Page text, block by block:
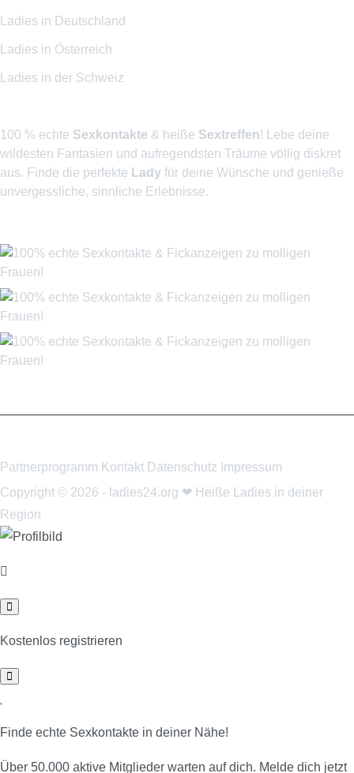
Ladies in Deutschland
Ladies in Österreich
Ladies in der Schweiz
100 % echte Sexkontakte & heiße Sextreffen! Lebe deine
wildesten Fantasien und aufregendsten Träume völlig diskret
aus. Finde die perfekte Lady für deine Wünsche und genieße
unvergessliche, sinnliche Erlebnisse.
Partnerprogramm Kontakt Datenschutz Impressum
Copyright © 2026 - ladies24.org ❤ Heiße Ladies in deiner
Region
Kostenlos registrieren
Finde echte Sexkontakte in deiner Nähe!
Über 50.000 aktive Mitglieder warten auf dich. Melde dich jetzt